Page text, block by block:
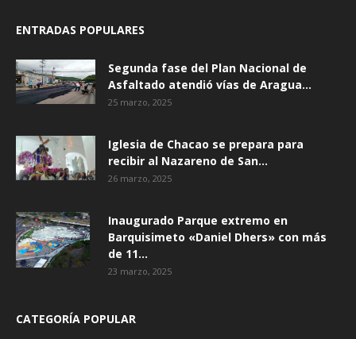
ENTRADAS POPULARES
Segunda fase del Plan Nacional de
Asfaltado atendió vías de Aragua...
25 marzo, 2025
Iglesia de Chacao se prepara para
recibir al Nazareno de San...
26 marzo, 2025
Inaugurado Parque extremo en
Barquisimeto «Daniel Dhers» con más
de 11...
23 marzo, 2025
CATEGORÍA POPULAR